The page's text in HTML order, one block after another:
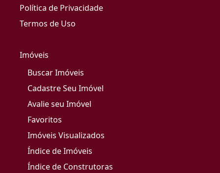
Política de Privacidade
Termos de Uso
Imóveis
Buscar Imóveis
Cadastre Seu Imóvel
Avalie seu Imóvel
Favoritos
Imóveis Visualizados
Índice de Imóveis
Índice de Construtoras